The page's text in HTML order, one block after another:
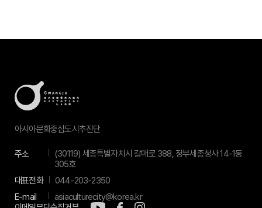
아시아문화중심도시추진단
주소
(30119) 세종특별자치시 갈매로 388, 정부세종청사 14-1동
305호
대표전화
044-203-2350
E-mail
asiaculturecity@korea.kr